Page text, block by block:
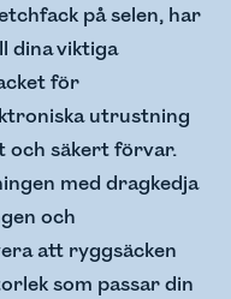
på selen, har
dina viktiga
för
utrustning
och säkert förvar.
med dragkedja
och
att ryggsäcken
som passar din